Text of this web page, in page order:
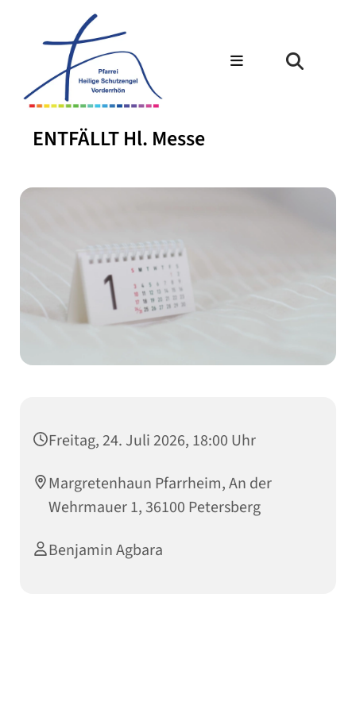
ENTFÄLLT Hl. Messe
Freitag, 24. Juli 2026, 18:00 Uhr
Margretenhaun Pfarrheim, An der
Wehrmauer 1, 36100 Petersberg
Benjamin Agbara